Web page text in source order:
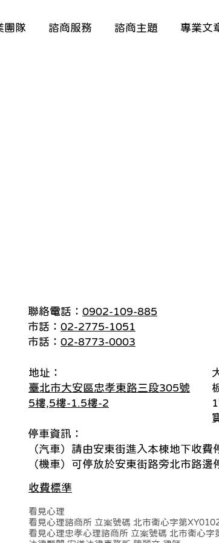
團隊 諮商服務 諮商主題 專業文
聯絡電話： 0902-109-885
市話： 02-2775-1051
市話： 02-8773-0003
地址：
臺北市大安區忠孝東路三段305號
5樓,5樓-1.5樓-2
停車資訊：
（汽車）請由安東街進入本棟地下收
（機車）可停放於安東街路旁北市路邊
收費標準
看見心理
看見心理諮商所 立案號碼 北市衛心字第
看見心理忠孝心理諮商所 立案號碼 北市衛心